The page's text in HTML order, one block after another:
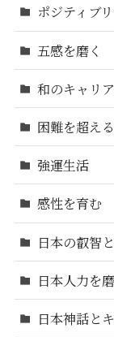
ポジティブ
五感を磨く
和のキャリ
困難を超える
強運生活
感性を育む
日本の叡智
日本人力を
日本神話と